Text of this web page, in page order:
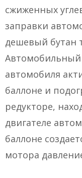
сжиженных
заправки
дешевый бутан
автомобиля
баллоне и
редукторе,
двигателе
баллоне
мотора